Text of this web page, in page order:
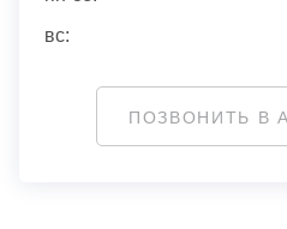
вс:
ПОЗВОНИТЬ В